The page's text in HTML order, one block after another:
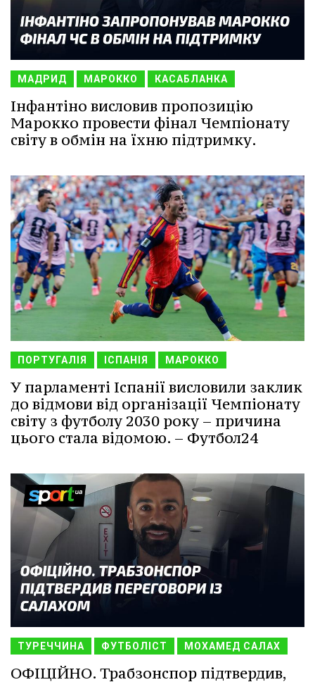
МАДРИД МАРОККО КАСАБЛАНКА
Інфантіно висловив пропозицію
Марокко провести фінал Чемпіонату
світу в обмін на їхню підтримку.
ПОРТУГАЛІЯ ІСПАНІЯ МАРОККО
У парламенті Іспанії висловили заклик
до відмови від організації Чемпіонату
світу з футболу 2030 року – причина
цього стала відомою. – Футбол24
ТУРЕЧЧИНА ФУТБОЛІСТ МОХАМЕД САЛАХ
ОФІЦІЙНО. Трабзонспор підтвердив,